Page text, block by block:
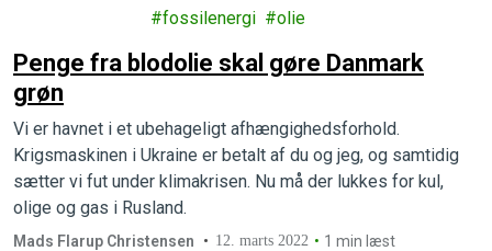
fossilenergi
olie
Penge fra blodolie skal gøre Danmark
grøn
Vi er havnet i et ubehageligt afhængighedsforhold.
Krigsmaskinen i Ukraine er betalt af du og jeg, og samtidig
sætter vi fut under klimakrisen. Nu må der lukkes for kul,
olige og gas i Rusland.
Mads Flarup Christensen 12. marts 2022 1 min læst